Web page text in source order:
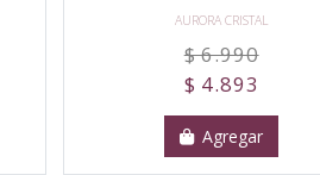
AURORA CRISTAL
$ 6.990
$ 4.893
Agregar